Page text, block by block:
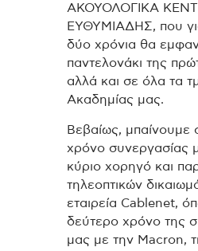
ΑΚΟΥΟΛΟΓΙΚΑ
ΕΥΘΥΜΙΑΔΗΣ, που
δύο χρόνια θα
παντελονάκι της
αλλά και σε όλα τα
Ακαδημίας μας.
Βεβαίως, μπαίνουμε
χρόνο συνεργασίας
κύριο χορηγό και
τηλεοπτικών
εταιρεία Cablenet,
δεύτερο χρόνο της
μας με την Μacron,